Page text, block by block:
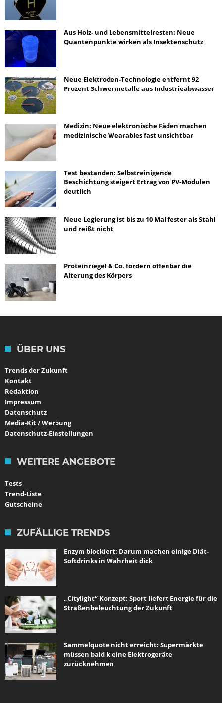
Aus Holz- und Lebensmittelresten: Neue
Quantenpunkte wirken als Insektenschutz
Neue Elektroden-Technologie entfernt 92
Prozent Schwermetalle aus Industrieabwasser
Medizin: Neue elektronische Fäden machen
medizinische Wearables fast unsichtbar
Test bestanden: Selbstreinigende
Beschichtung steigert Ertrag von PV-Modulen
deutlich
Neue Legierung ist bis zu 10 Mal fester als Stahl
und reißt nicht
Proteinriegel & Co. fördern offenbar die
Alterung des Körpers
ÜBER UNS
Trends der Zukunft
Kontakt
Redaktion
Impressum
Datenschutz
Media-Kit / Werbung
Datenschutz-Einstellungen
WEITERE ANGEBOTE
Tests
Trend-Liste
Gutscheine
ZUFÄLLIGE TRENDS
Enzym blockiert: Darum machen einige Diät-
Softdrinks in Wahrheit dick
„Citylight“ Konzept: Sport liefert Energie für die
Straßenbeleuchtung der Zukunft
Sammelquote nicht erreicht: Supermärkte
müssen bald kleine Elektrogeräte
zurücknehmen